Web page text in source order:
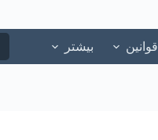
قوانین بیشتر